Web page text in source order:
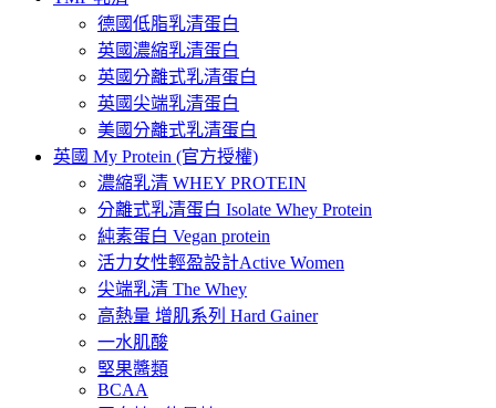
德國低脂乳清蛋白
英國濃縮乳清蛋白
英國分離式乳清蛋白
英國尖端乳清蛋白
美國分離式乳清蛋白
英國 My Protein (官方授權)
濃縮乳清 WHEY PROTEIN
分離式乳清蛋白 Isolate Whey Protein
純素蛋白 Vegan protein
活力女性輕盈設計Active Women
尖端乳清 The Whey
高熱量 增肌系列 Hard Gainer
一水肌酸
堅果醬類
BCAA